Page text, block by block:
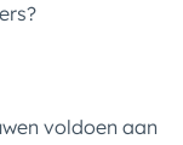
voldoen aan